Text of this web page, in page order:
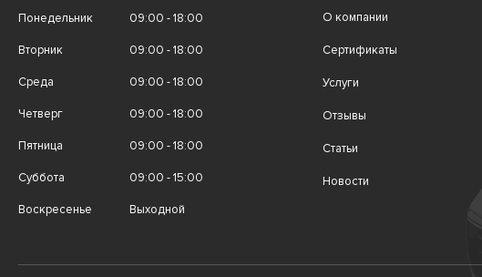
Понедельник 09:00 - 18:00
Вторник 09:00 - 18:00
Среда 09:00 - 18:00
Четверг 09:00 - 18:00
Пятница 09:00 - 18:00
Суббота 09:00 - 15:00
Воскресенье Выходной
О компании
Сертификаты
Услуги
Отзывы
Статьи
Новости